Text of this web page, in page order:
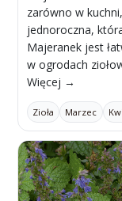
zarówno w
jednoroczna,
Majeranek jest
w ogrodach
Więcej →
Zioła Marzec